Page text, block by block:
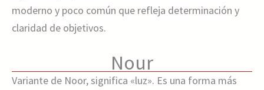
moderno y poco común que refleja determinación y
claridad de objetivos.
Nour
Variante de Noor, significa «luz». Es una forma más